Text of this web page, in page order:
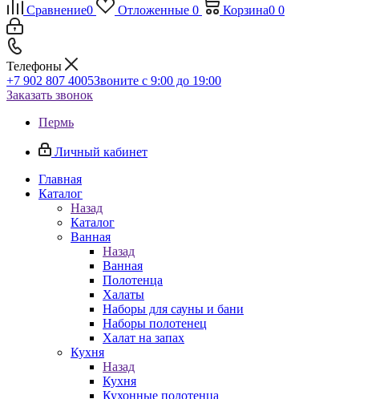
Сравнение0 Отложенные 0 Корзина0 0
Телефоны
+7 902 807 4005Звоните с 9:00 до 19:00
Заказать звонок
Пермь
Личный кабинет
Главная
Каталог
Назад
Каталог
Ванная
Назад
Ванная
Полотенца
Халаты
Наборы для сауны и бани
Наборы полотенец
Халат на запах
Кухня
Назад
Кухня
Кухонные полотенца